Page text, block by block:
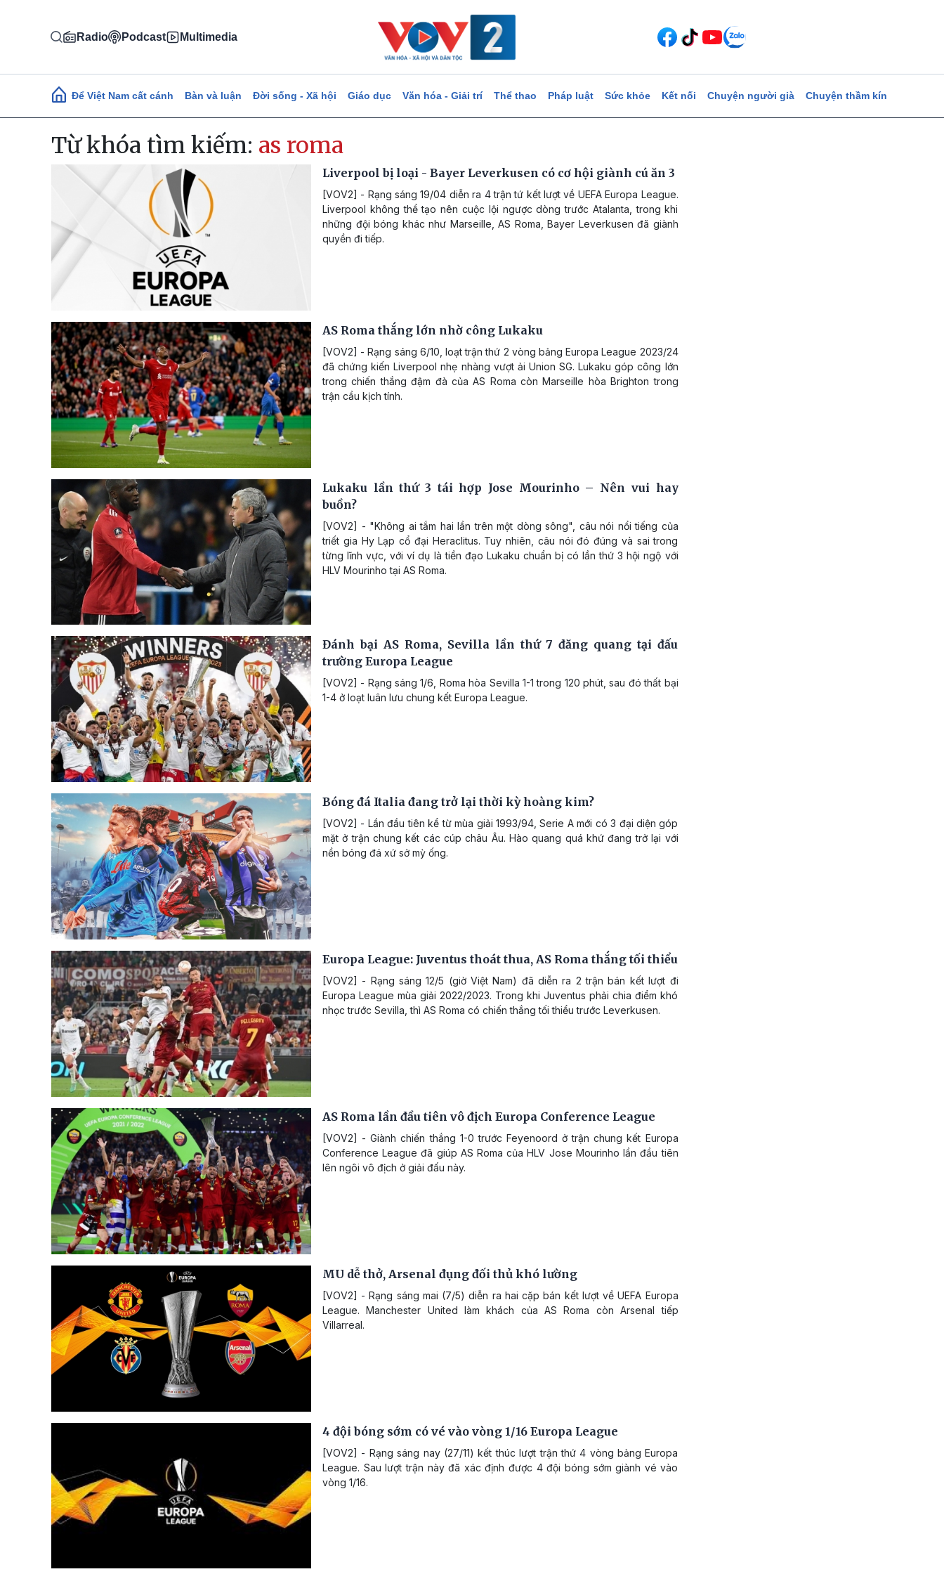
Radio Podcast Multimedia
Main navigation
Để Việt Nam cất cánh Bàn và luận Đời sống - Xã hội Giáo dục Văn hóa - Giải trí Thể thao Pháp luật Sức khỏe Kết nối Chuyện người già Chuyện thầm kín
Từ khóa tìm kiếm: as roma
Liverpool bị loại - Bayer Leverkusen có cơ hội giành cú ăn 3
[VOV2] - Rạng sáng 19/04 diễn ra 4 trận tứ kết lượt về UEFA Europa League.
Liverpool không thể tạo nên cuộc lội ngược dòng trước Atalanta, trong khi
những đội bóng khác như Marseille, AS Roma, Bayer Leverkusen đã giành
quyền đi tiếp.
AS Roma thắng lớn nhờ công Lukaku
[VOV2] - Rạng sáng 6/10, loạt trận thứ 2 vòng bảng Europa League 2023/24
đã chứng kiến Liverpool nhẹ nhàng vượt ải Union SG. Lukaku góp công lớn
trong chiến thắng đậm đà của AS Roma còn Marseille hòa Brighton trong
trận cầu kịch tính.
Lukaku lần thứ 3 tái hợp Jose Mourinho – Nên vui hay
buồn?
[VOV2] - "Không ai tắm hai lần trên một dòng sông", câu nói nổi tiếng của
triết gia Hy Lạp cổ đại Heraclitus. Tuy nhiên, câu nói đó đúng và sai trong
từng lĩnh vực, với ví dụ là tiền đạo Lukaku chuẩn bị có lần thứ 3 hội ngộ với
HLV Mourinho tại AS Roma.
Đánh bại AS Roma, Sevilla lần thứ 7 đăng quang tại đấu
trường Europa League
[VOV2] - Rạng sáng 1/6, Roma hòa Sevilla 1-1 trong 120 phút, sau đó thất bại
1-4 ở loạt luân lưu chung kết Europa League.
Bóng đá Italia đang trở lại thời kỳ hoàng kim?
[VOV2] - Lần đầu tiên kể từ mùa giải 1993/94, Serie A mới có 3 đại diện góp
mặt ở trận chung kết các cúp châu Âu. Hào quang quá khứ đang trở lại với
nền bóng đá xứ sở mỳ ống.
Europa League: Juventus thoát thua, AS Roma thắng tối thiểu
[VOV2] - Rạng sáng 12/5 (giờ Việt Nam) đã diễn ra 2 trận bán kết lượt đi
Europa League mùa giải 2022/2023. Trong khi Juventus phải chia điểm khó
nhọc trước Sevilla, thì AS Roma có chiến thắng tối thiểu trước Leverkusen.
AS Roma lần đầu tiên vô địch Europa Conference League
[VOV2] - Giành chiến thắng 1-0 trước Feyenoord ở trận chung kết Europa
Conference League đã giúp AS Roma của HLV Jose Mourinho lần đầu tiên
lên ngôi vô địch ở giải đấu này.
MU dễ thở, Arsenal đụng đối thủ khó lường
[VOV2] - Rạng sáng mai (7/5) diễn ra hai cặp bán kết lượt về UEFA Europa
League. Manchester United làm khách của AS Roma còn Arsenal tiếp
Villarreal.
4 đội bóng sớm có vé vào vòng 1/16 Europa League
[VOV2] - Rạng sáng nay (27/11) kết thúc lượt trận thứ 4 vòng bảng Europa
League. Sau lượt trận này đã xác định được 4 đội bóng sớm giành vé vào
vòng 1/16.